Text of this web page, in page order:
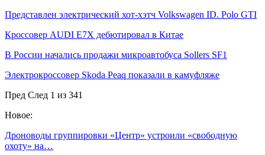
Представлен электрический хот-хэтч Volkswagen ID. Polo GTI
Кроссовер AUDI E7X дебютировал в Китае
В России начались продажи микроавтобуса Sollers SF1
Электрокроссовер Skoda Peaq показали в камуфляже
Пред След 1 из 341
Новое:
Дроноводы группировки «Центр» устроили «свободную
охоту» на…